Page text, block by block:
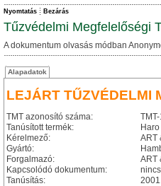
Nyomtatás Bezárás
Tűzvédelmi Megfelelőségi
A dokumentum olvasás módban
Alapadatok
LEJÁRT TŰZVÉDELMI
TMT azonosító száma:
Tanúsított termék:
Kérelmező:
ART
Gyártó:
Forgalmazó:
ART
Kapcsolódó dokumentum:
nincs
Tanúsítás: